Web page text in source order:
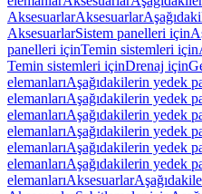
AksesuarlarAksesuarlar
AksesuarlarSistem panelleri için
panelleri içinTemin sistemleri için
Temin sistemleri içinDrenaj için
elemanlarıAşağıdakilerin yedek
elemanlarıAşağıdakilerin yedek
elemanlarıAşağıdakilerin yedek
elemanlarıAşağıdakilerin yedek
elemanlarıAşağıdakilerin yedek
elemanlarıAşağıdakilerin yedek
elemanlarıAksesuarlar